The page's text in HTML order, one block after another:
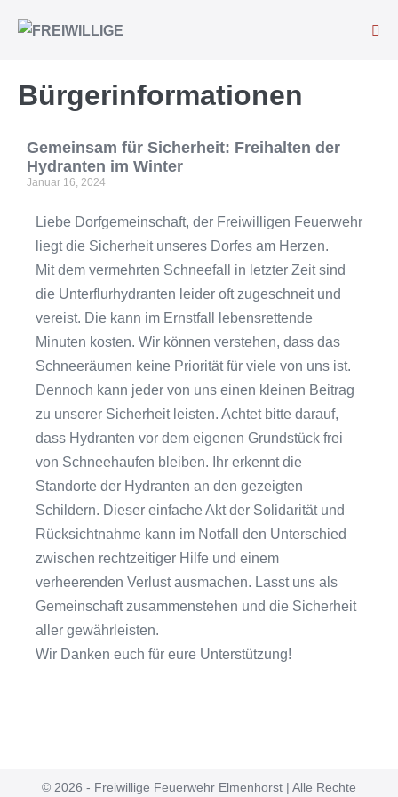
Bürgerinformationen
Gemeinsam für Sicherheit: Freihalten der
Hydranten im Winter
Januar 16, 2024
Liebe Dorfgemeinschaft, der Freiwilligen Feuerwehr
liegt die Sicherheit unseres Dorfes am Herzen.
Mit dem vermehrten Schneefall in letzter Zeit sind
die Unterflurhydranten leider oft zugeschneit und
vereist. Die kann im Ernstfall lebensrettende
Minuten kosten. Wir können verstehen, dass das
Schneeräumen keine Priorität für viele von uns ist.
Dennoch kann jeder von uns einen kleinen Beitrag
zu unserer Sicherheit leisten. Achtet bitte darauf,
dass Hydranten vor dem eigenen Grundstück frei
von Schneehaufen bleiben. Ihr erkennt die
Standorte der Hydranten an den gezeigten
Schildern. Dieser einfache Akt der Solidarität und
Rücksichtnahme kann im Notfall den Unterschied
zwischen rechtzeitiger Hilfe und einem
verheerenden Verlust ausmachen. Lasst uns als
Gemeinschaft zusammenstehen und die Sicherheit
aller gewährleisten.
Wir Danken euch für eure Unterstützung!
© 2026 - Freiwillige Feuerwehr Elmenhorst | Alle Rechte